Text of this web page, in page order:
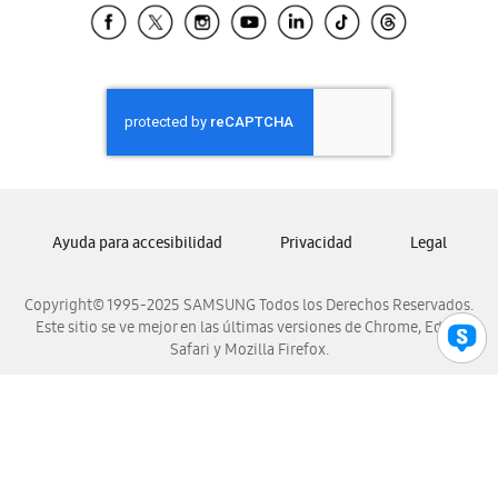
Samsung El Salvador
Samsung Honduras
Samsung Nicaragua
Samsung Panamá
Samsung Venezuela
Copyright© 1995-2025 SAMSUNG Todos los Derechos Reservados.
Este sitio se ve mejor en las últimas versiones de Chrome, Edge,
Safari y Mozilla Firefox.
Ayuda para accesibilidad Privacidad Legal